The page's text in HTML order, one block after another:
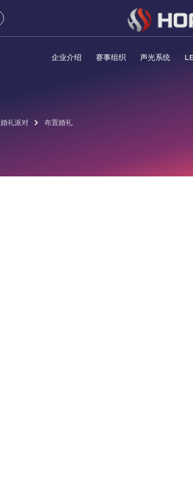
企业介绍 赛事组织 声光系统
婚礼派对 布置婚礼